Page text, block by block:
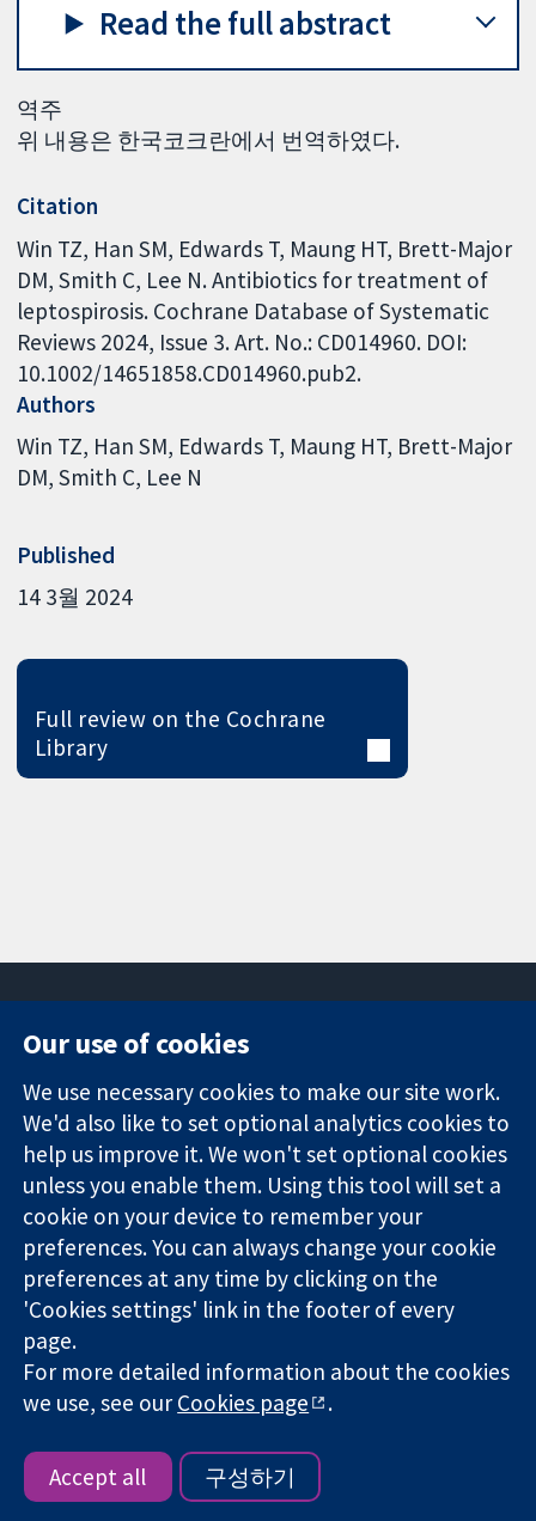
Read the full abstract
역주
위 내용은 한국코크란에서 번역하였다.
Citation
Win TZ, Han SM, Edwards T, Maung HT, Brett-Major
DM, Smith C, Lee N. Antibiotics for treatment of
leptospirosis. Cochrane Database of Systematic
Reviews 2024, Issue 3. Art. No.: CD014960. DOI:
10.1002/14651858.CD014960.pub2.
Authors
Win TZ Han SM Edwards T Maung HT Brett-Major
DM Smith C Lee N
Published
14 3월 2024
Full review on the Cochrane
Library
Trusted
evidence.
Informed
decisions.
Better health.
Square
London
W1G 0AN
영국
News
Press office
About us
작업
Cochrane
Library
The Cochrane Collaboration is a charity (no. 1045921) and a
company limited by guarantee (no. 03044323) registered in
England & Wales. VAT registration number GB 718 2127 49.
Copyright © 2026 The Cochrane Collaboration
Website Terms & Conditions|Disclaimer
|Cookie settings
Our use of cookies
We use necessary cookies to make our site work.
We'd also like to set optional analytics cookies to
help us improve it. We won't set optional cookies
unless you enable them. Using this tool will set a
cookie on your device to remember your
preferences. You can always change your cookie
preferences at any time by clicking on the
'Cookies settings' link in the footer of every
page.
For more detailed information about the cookies
we use, see ourCookies page .
Accept all 구성하기